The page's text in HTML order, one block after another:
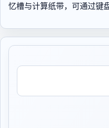
忆槽与计算纸带，可通过键
算式